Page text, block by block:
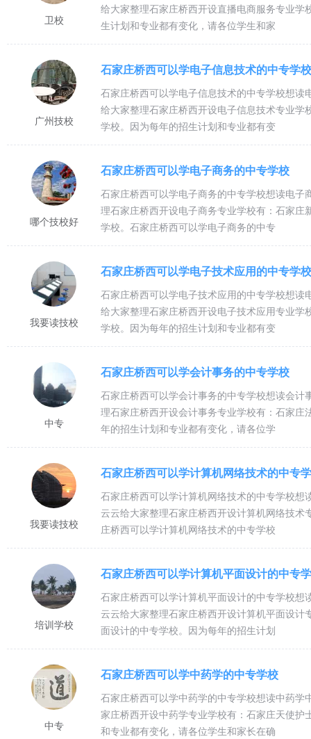
（2）、国家助学金政策：符合国家规定的在校一、二、年级学生，每
5、毕业待遇：颁发国家承认学历的 普通中专毕业证书；省人社厅发报
6、升学途径：参加河北省“单独招生考试”或“对口高考”。考入普通大专
设施设备
300张床位的附属医院一所， 所有建筑均为自有土地、自主产权 。
石家庄天使护士学校
学校简介
石家庄天使护士学校是河北省教育厅批准的一所的全日制重点职业学校
定的实习就业基地，已成为近百 家解放军、武警医院及地方医院护士选
石家庄天使护士学校是河北省教育厅批准的一所的全日制重点职业学校
家庄和平西路太华工业园区军兴路5号，占地面积约 62亩，建筑面积
护理技能操作训练厅2510平方米，护士礼仪训练厅300平方米。学校
免学费、助学金政策
学费:中专学费每生每年8200元,享受直免国家免学费后学费5900元/年。
书费: 预收2000元(含教材、学习用具、用品等),预科班预收800元，进入
1、国家助学金政策：石家庄天使护士学校在校家庭经济困难的学生可
国家扶贫办公布的680个县的农村学生全部享受两年国家助学金，两年共
2、国家免学费政策：所有农村学生（含县镇）、城市家庭经济困难
元，每人共计6900元。
3、天使奖学金：为了鼓励学生勤奋学习，提高学习成绩，石家庄天使
学金500元。
卫校
给大家整理石家庄桥西开设直播电商服务专业
生计划和专业都有变化，请各位学生和家
广州技校
石家庄桥西可以学电子信息技术的中专学校
石家庄桥西可以学电子信息技术的中专学校想
给大家整理石家庄桥西开设电子信息技术专业
学校。因为每年的招生计划和专业都有变
哪个技校好
石家庄桥西可以学电子商务的中专学校
石家庄桥西可以学电子商务的中专学校想读电
理石家庄桥西开设电子商务专业学校有：石家
学校。石家庄桥西可以学电子商务的中专
我要读技校
石家庄桥西可以学电子技术应用的中专学校
石家庄桥西可以学电子技术应用的中专学校想
给大家整理石家庄桥西开设电子技术应用专业
学校。因为每年的招生计划和专业都有变
中专
石家庄桥西可以学会计事务的中专学校
石家庄桥西可以学会计事务的中专学校想读会
理石家庄桥西开设会计事务专业学校有：石家
年的招生计划和专业都有变化，请各位学
我要读技校
石家庄桥西可以学计算机网络技术的中专
石家庄桥西可以学计算机网络技术的中专学校
云云给大家整理石家庄桥西开设计算机网络技
庄桥西可以学计算机网络技术的中专学校
培训学校
石家庄桥西可以学计算机平面设计的中专
石家庄桥西可以学计算机平面设计的中专学校
云云给大家整理石家庄桥西开设计算机平面设
面设计的中专学校。因为每年的招生计划
中专
石家庄桥西可以学中药学的中专学校
石家庄桥西可以学中药学的中专学校想读中药
家庄桥西开设中药学专业学校有：石家庄天使
和专业都有变化，请各位学生和家长在确